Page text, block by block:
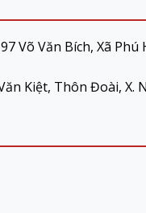
Võ Văn Bích, Xã Phú
Kiệt, Thôn Đoài, X.